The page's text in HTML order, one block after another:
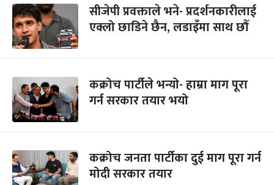
सीजेपी प्रवक्ताले भने- प्रदर्शनकारीलाई
एक्लो छाडिने छैन, लडाइँमा साथ छौँ
कक्रोच पार्टीले भन्यो- हाम्रा माग पूरा
गर्न सरकार तयार भयो
कक्रोच जनता पार्टीका दुई माग पूरा गर्न
मोदी सरकार तयार